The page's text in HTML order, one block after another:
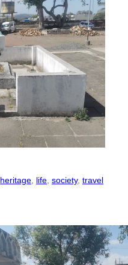
heritage life society, travel